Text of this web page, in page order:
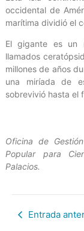
occidental de
marítima dividió el
El gigante es un
llamados
millones de años
una miríada de
sobrevivió hasta el
Oficina de
Popular para
Palacios.
Entrada